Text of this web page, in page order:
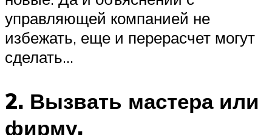
управляющей компанией не
избежать, еще и перерасчет могут
сделать…
2. Вызвать мастера или
фирму,